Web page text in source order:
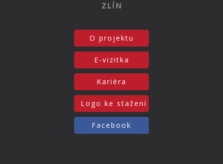
ZLÍN
O projektu
E-vizitka
Kariéra
Logo ke stažení
Facebook